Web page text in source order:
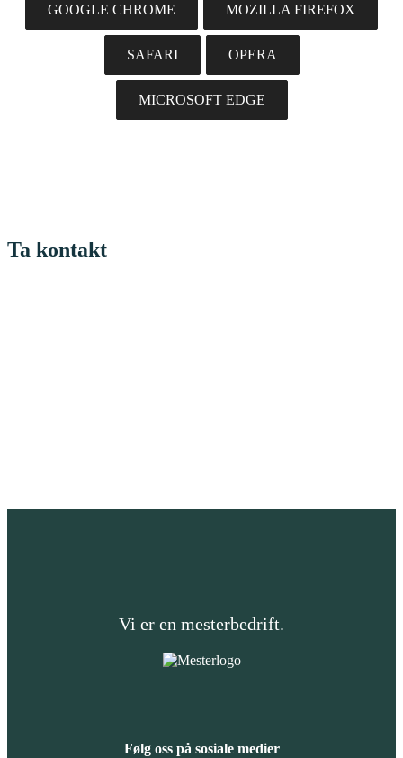
GOOGLE CHROME MOZILLA FIREFOX
SAFARI OPERA
MICROSOFT EDGE
Ta kontakt
Vi er en mesterbedrift.
Følg oss på sosiale medier